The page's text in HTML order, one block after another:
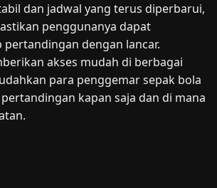
dan jadwal yang terus diperbarui,
penggunanya dapat
dengan lancar.
akses mudah di berbagai
para penggemar sepak bola
kapan saja dan di mana